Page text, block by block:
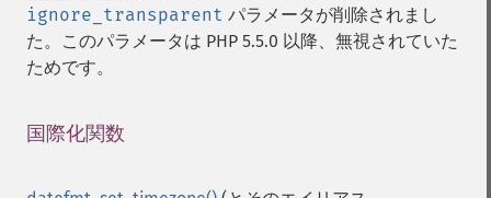
ignore_transparent パラメータが削除されまし
た。このパラメータは PHP 5.5.0 以降、無視されていた
ためです。
国際化関数